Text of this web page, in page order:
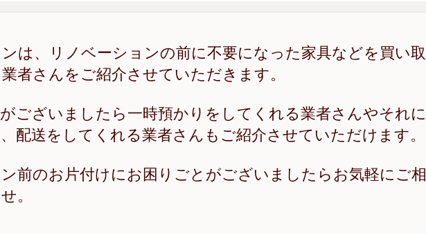
は、リノベーションの前に不要になった家具などを買い取
者さんをご紹介させていただきます。
ございましたら一時預かりをしてくれる業者さんやそれに
配送をしてくれる業者さんもご紹介させていただけます。
前のお片付けにお困りごとがございましたらお気軽にご相
。